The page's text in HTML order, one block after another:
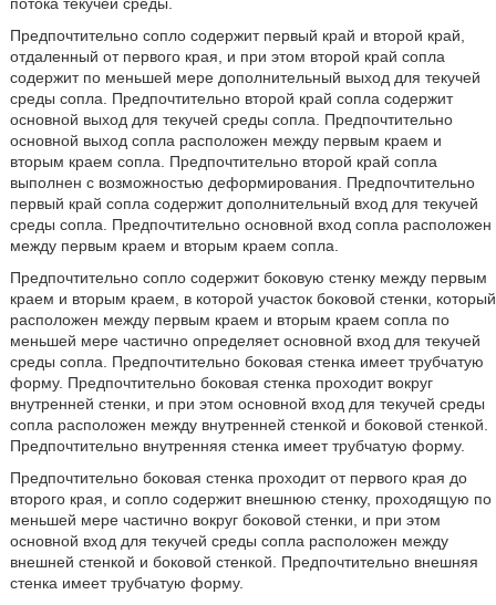
Предпочтительно сопло содержит первый край и второй край,
отдаленный от первого края, и при этом второй край сопла
содержит по меньшей мере дополнительный выход для текучей
среды сопла. Предпочтительно второй край сопла содержит
основной выход для текучей среды сопла. Предпочтительно
основной выход сопла расположен между первым краем и
вторым краем сопла. Предпочтительно второй край сопла
выполнен с возможностью деформирования. Предпочтительно
первый край сопла содержит дополнительный вход для текучей
среды сопла. Предпочтительно основной вход сопла расположен
между первым краем и вторым краем сопла.
Предпочтительно сопло содержит боковую стенку между первым
краем и вторым краем, в которой участок боковой стенки, который
расположен между первым краем и вторым краем сопла по
меньшей мере частично определяет основной вход для текучей
среды сопла. Предпочтительно боковая стенка имеет трубчатую
форму. Предпочтительно боковая стенка проходит вокруг
внутренней стенки, и при этом основной вход для текучей среды
сопла расположен между внутренней стенкой и боковой стенкой.
Предпочтительно внутренняя стенка имеет трубчатую форму.
Предпочтительно боковая стенка проходит от первого края до
второго края, и сопло содержит внешнюю стенку, проходящую по
меньшей мере частично вокруг боковой стенки, и при этом
основной вход для текучей среды сопла расположен между
внешней стенкой и боковой стенкой. Предпочтительно внешняя
стенка имеет трубчатую форму.